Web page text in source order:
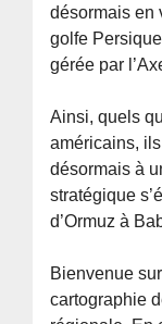
désormais en
golfe
gérée par
Ainsi, quels
américains,
désormais à
stratégique
d’Ormuz à
Bienvenue
cartographie